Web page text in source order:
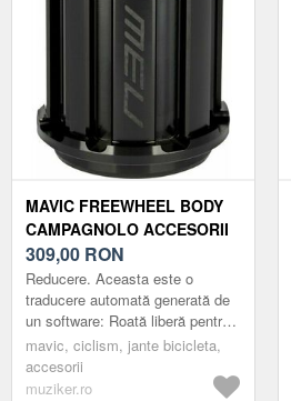
MAVIC FREEWHEEL BODY
CAMPAGNOLO ACCESORII
ROTI BICICLETE
309,00 RON
Reducere. Aceasta este o
traducere automată generată de
un software: Roată liberă pentru
a converti la diferite configurații
ale sistemului de propulsie.
CAR...
mavic, ciclism, jante bicicleta,
accesorii
muziker.ro